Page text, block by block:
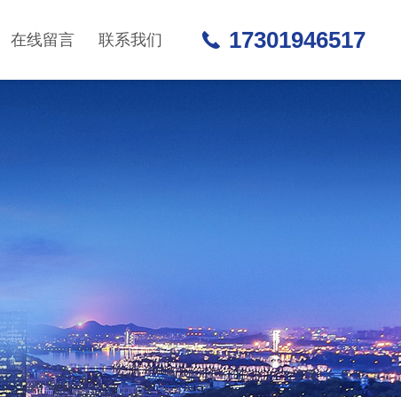
在线留言 联系我们 17301946517